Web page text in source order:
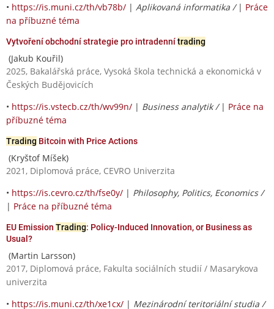
• https://is.muni.cz/th/vb78b/ | Aplikovaná informatika / | Práce
na příbuzné téma
Vytvoření obchodní strategie pro intradennítrading
(Jakub Kouřil)
2025, Bakalářská práce, Vysoká škola technická a ekonomická v
Českých Budějovicích
• https://is.vstecb.cz/th/wv99n/ | Business analytik / | Práce na
příbuzné téma
Trading Bitcoin with Price Actions
(Kryštof Míšek)
2021, Diplomová práce, CEVRO Univerzita
• https://is.cevro.cz/th/fse0y/ | Philosophy, Politics, Economics /
| Práce na příbuzné téma
EU Emission Trading: Policy-Induced Innovation, or Business as
Usual?
(Martin Larsson)
2017, Diplomová práce, Fakulta sociálních studií / Masarykova
univerzita
• https://is.muni.cz/th/xe1cx/ | Mezinárodní teritoriální studia /